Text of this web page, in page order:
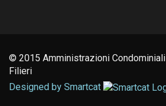
© 2015 Amministrazioni Condominiali
Filieri
Designed by Smartcat